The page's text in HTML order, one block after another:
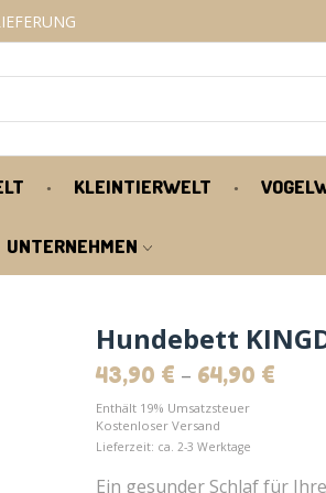
KLEINTIERWELT
UNTERNEHMEN
Hundebett
43,90 € – 64,90 €
Enthält 19% Umsatzsteuer
Kostenloser Versand
Lieferzeit: ca. 2-3 Werktage
Ein gesunder Schlaf für